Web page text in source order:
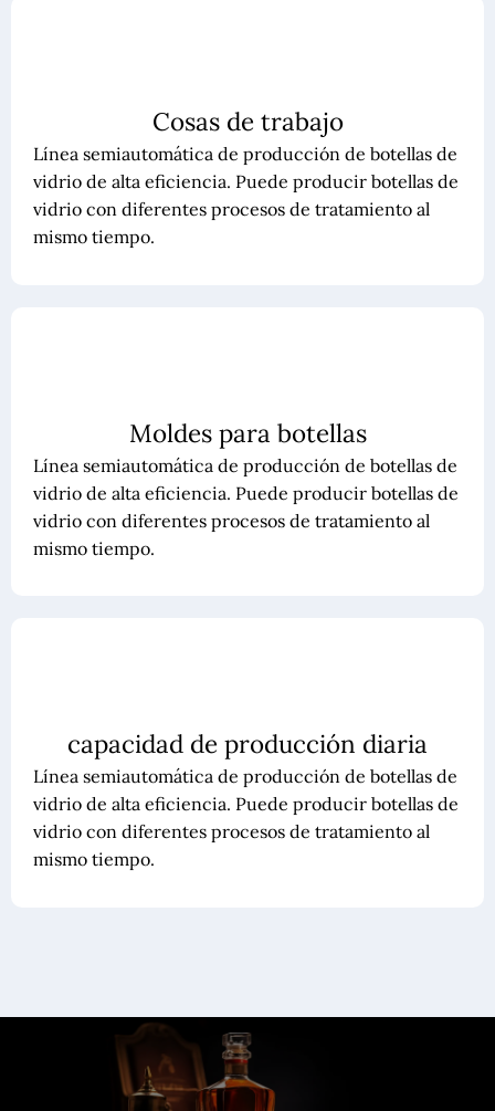
Cosas de trabajo
Línea semiautomática de producción de botellas de
vidrio de alta eficiencia. Puede producir botellas de
vidrio con diferentes procesos de tratamiento al
mismo tiempo.
Moldes para botellas
Línea semiautomática de producción de botellas de
vidrio de alta eficiencia. Puede producir botellas de
vidrio con diferentes procesos de tratamiento al
mismo tiempo.
capacidad de producción diaria
Línea semiautomática de producción de botellas de
vidrio de alta eficiencia. Puede producir botellas de
vidrio con diferentes procesos de tratamiento al
mismo tiempo.